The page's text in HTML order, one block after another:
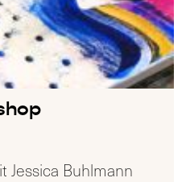
Jessica Buhlmann